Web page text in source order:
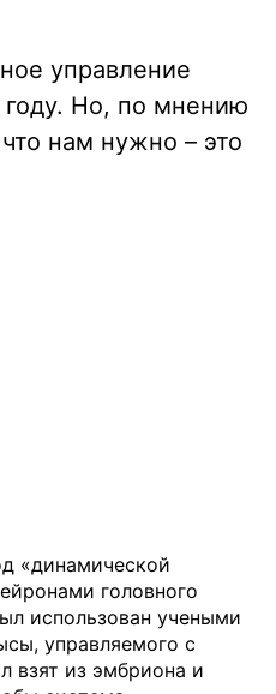
управление
Но, по мнению
нам нужно – это
«динамической
головного
использован учеными
управляемого с
взят из эмбриона и